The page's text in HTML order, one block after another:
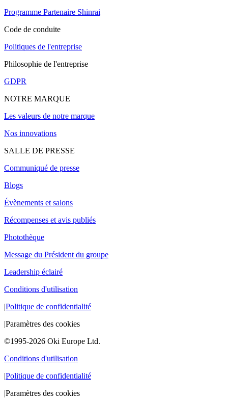
Programme Partenaire Shinrai
Code de conduite
Politiques de l'entreprise
Philosophie de l'entreprise
GDPR
NOTRE MARQUE
Les valeurs de notre marque
Nos innovations
SALLE DE PRESSE
Communiqué de presse
Blogs
Évènements et salons
Récompenses et avis publiés
Photothèque
Message du Président du groupe
Leadership éclairé
Conditions d'utilisation
|Politique de confidentialité
|Paramètres des cookies
©1995-2026 Oki Europe Ltd.
Conditions d'utilisation
|Politique de confidentialité
|Paramètres des cookies